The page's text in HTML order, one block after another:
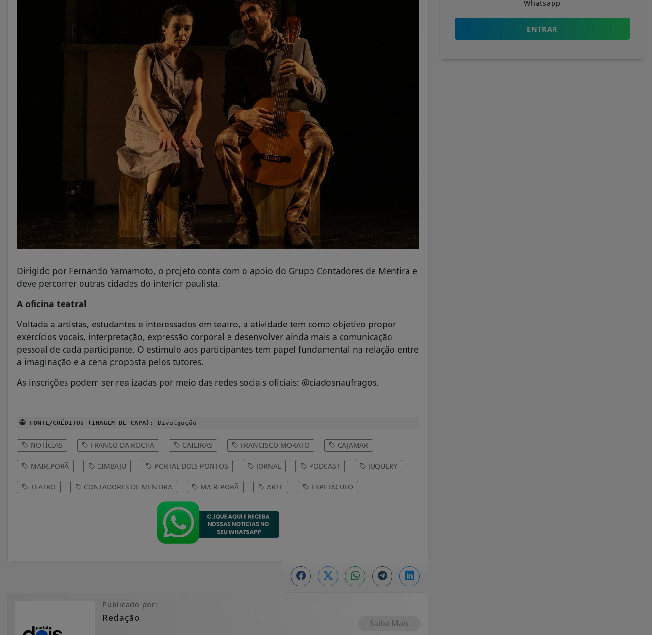
Dirigido por Fernando Yamamoto, o projeto conta com o apoio do Grupo Contadores de Mentira e
deve percorrer outras cidades do interior paulista.
A oficina teatral
Voltada a artistas, estudantes e interessados em teatro, a atividade tem como objetivo propor
exercícios vocais, interpretação, expressão corporal e desenvolver ainda mais a comunicação
pessoal de cada participante. O estímulo aos participantes tem papel fundamental na relação entre
a imaginação e a cena proposta pelos tutores.
As inscrições podem ser realizadas por meio das redes sociais oficiais: @ciadosnaufragos.
FONTE/CRÉDITOS (IMAGEM DE CAPA): Divulgação
NOTÍCIAS FRANCO DA ROCHA CAIEIRAS FRANCISCO MORATO CAJAMAR
MAIRIPORÃ CIMBAJU PORTAL DOIS PONTOS JORNAL PODCAST JUQUERY
TEATRO CONTADORES DE MENTIRA MAIRIPORÃ ARTE ESPETÁCULO
Publicado por:
Redação Saiba Mais
Whatsapp
ENTRAR